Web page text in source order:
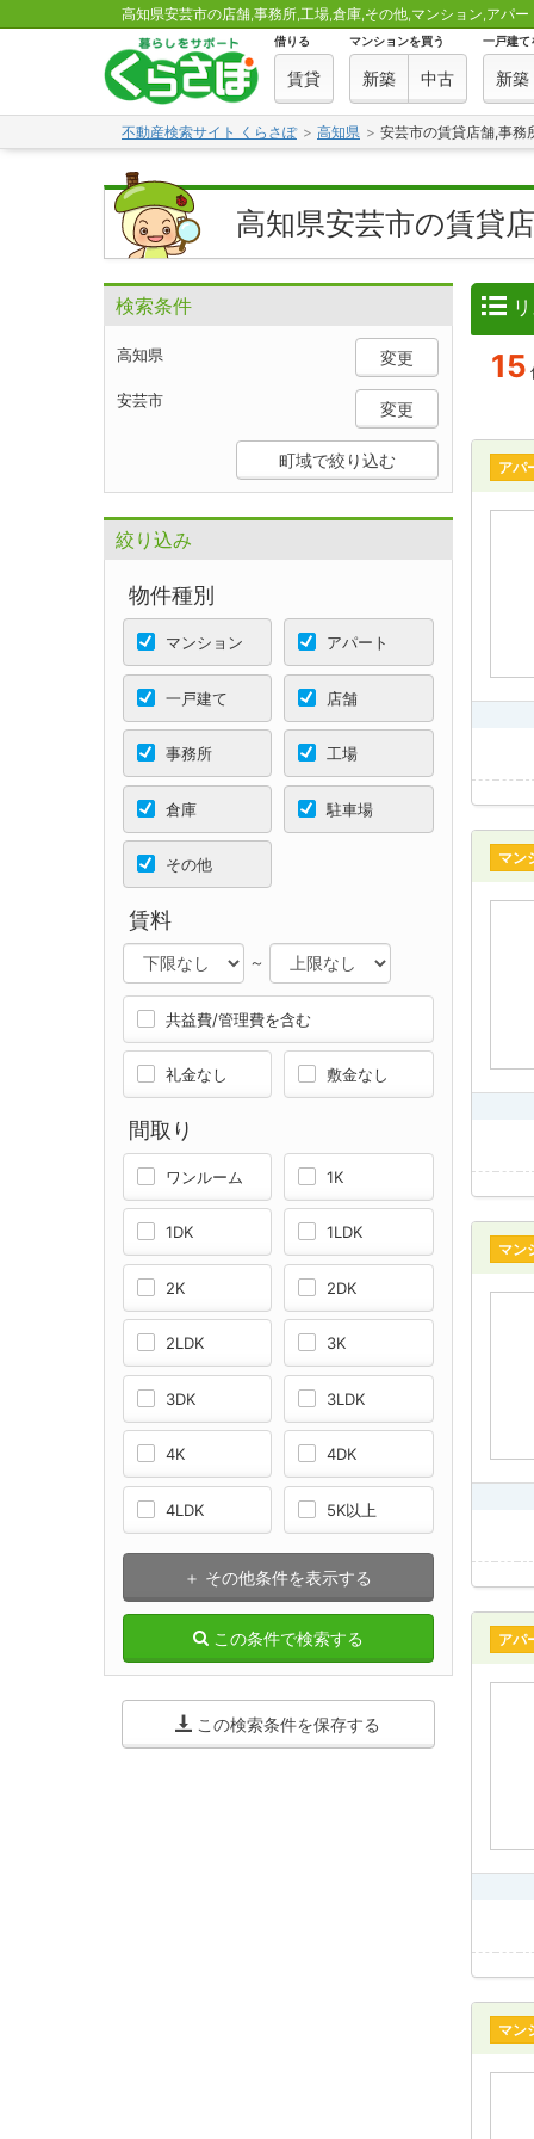
高知県安芸市の店舗,事務所,工場,倉庫,その他,マンション,アパ
借りる
賃貸
マンションを買う
新築 中古
一戸建て
新築
不動産検索サイト くらさぽ 高知県 安芸市の賃貸店舗,事務
高知県安芸市の賃貸
リ
15
アパ
マン
マン
アパ
マン
検索条件
高知県 変更
安芸市 変更
町域で絞り込む
絞り込み
物件種別
マンション アパート
一戸建て 店舗
事務所 工場
倉庫 駐車場
その他
賃料
～
共益費/管理費を含む
礼金なし 敷金なし
間取り
ワンルーム 1K
1DK 1LDK
2K 2DK
2LDK 3K
3DK 3LDK
4K 4DK
4LDK 5K以上
＋ その他条件を表示する
この条件で検索する
この検索条件を保存する